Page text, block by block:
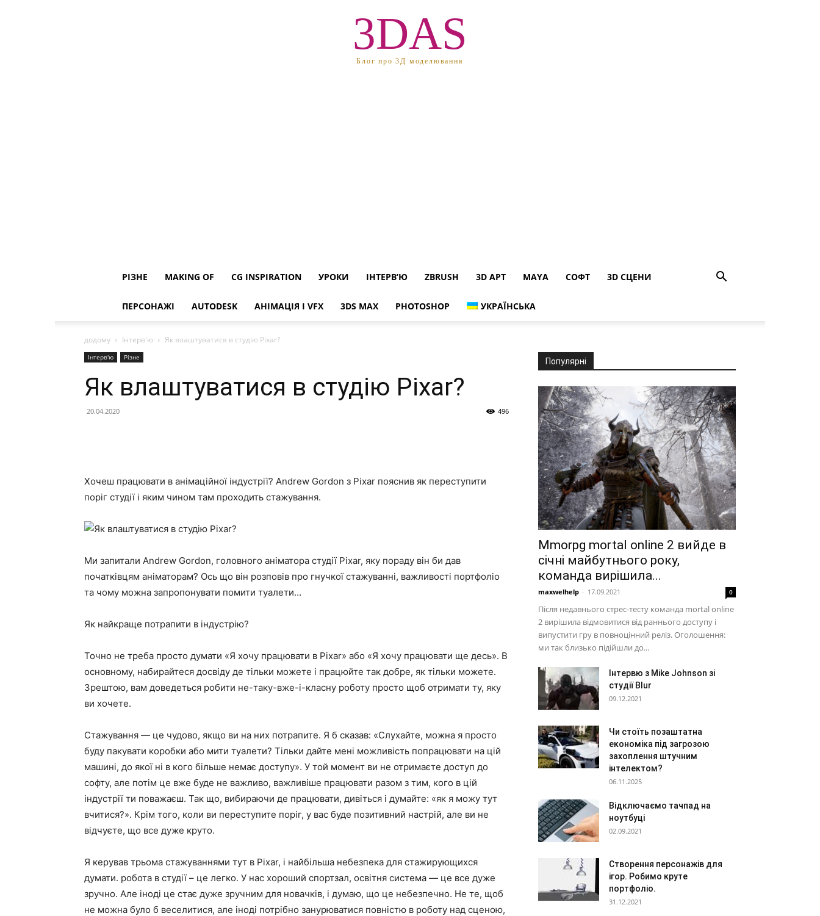
3DAS
Блог про 3Д моделювання
РІЗНЕ MAKING OF CG INSPIRATION УРОКИ ІНТЕРВ’Ю ZBRUSH 3D АРТ MAYA СОФТ 3D СЦЕНИ
ПЕРСОНАЖІ AUTODESK АНІМАЦІЯ І VFX 3DS MAX PHOTOSHOP УКРАЇНСЬКА
додому Інтерв'ю Як влаштуватися в студію Pixar?
Інтерв'ю Різне
Як влаштуватися в студію Pixar?
20.04.2020 496
Хочеш працювати в анімаційної індустрії? Andrew Gordon з Pixar пояснив як переступити
поріг студії і яким чином там проходить стажування.
Ми запитали Andrew Gordon, головного аніматора студії Pixar, яку пораду він би дав
початківцям аніматорам? Ось що він розповів про гнучкої стажуванні, важливості портфоліо
та чому можна запропонувати помити туалети…
Як найкраще потрапити в індустрію?
Точно не треба просто думати «Я хочу працювати в Pixar» або «Я хочу працювати ще десь». В
основному, набирайтеся досвіду де тільки можете і працюйте так добре, як тільки можете.
Зрештою, вам доведеться робити не-таку-вже-і-класну роботу просто щоб отримати ту, яку
ви хочете.
Стажування — це чудово, якщо ви на них потрапите. Я б сказав: «Слухайте, можна я просто
буду пакувати коробки або мити туалети? Тільки дайте мені можливість попрацювати на цій
машині, до якої ні в кого більше немає доступу». У той момент ви не отримаєте доступ до
софту, але потім це вже буде не важливо, важливіше працювати разом з тим, кого в цій
індустрії ти поважаєш. Так що, вибираючи де працювати, дивіться і думайте: «як я можу тут
вчитися?». Крім того, коли ви переступите поріг, у вас буде позитивний настрій, але ви не
відчуєте, що все дуже круто.
Я керував трьома стажуваннями тут в Pixar, і найбільша небезпека для стажирующихся
думати. робота в студії – це легко. У нас хороший спортзал, освітня система — це все дуже
зручно. Але іноді це стає дуже зручним для новачків, і думаю, що це небезпечно. Не те, щоб
не можна було б веселитися, але іноді потрібно занурюватися повністю в роботу над сценою,
Популярні
Mmorpg mortal online 2 вийде в
січні майбутнього року,
команда вирішила...
maxwelhelp - 17.09.2021 0
Після недавнього стрес-тесту команда mortal online
2 вирішила відмовитися від раннього доступу і
випустити гру в повноцінний реліз. Оголошення:
ми так близько підійшли до...
Інтервю з Mike Johnson зі
студії Blur
09.12.2021
Чи стоїть позаштатна
економіка під загрозою
захоплення штучним
інтелектом?
06.11.2025
Відключаємо тачпад на
ноутбуці
02.09.2021
Створення персонажів для
ігор. Робимо круте
портфоліо.
31.12.2021